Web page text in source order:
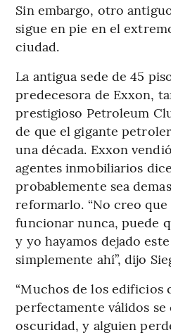
Sin embargo, otro
sigue en pie en el
ciudad.
La antigua sede de 45
predecesora de Exxon,
prestigioso Petroleum
de que el gigante
una década. Exxon
agentes inmobiliarios
probablemente sea
reformarlo. “No creo que
funcionar nunca, puede
y yo hayamos dejado
simplemente ahí”, dijo
“Muchos de los edificios
perfectamente válidos se
oscuridad, y alguien